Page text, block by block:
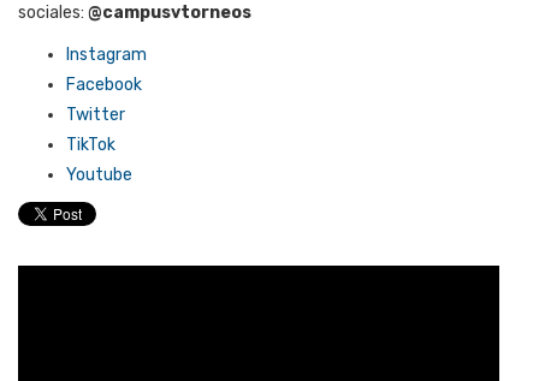
sociales: @campusvtorneos
Instagram
Facebook
Twitter
TikTok
Youtube